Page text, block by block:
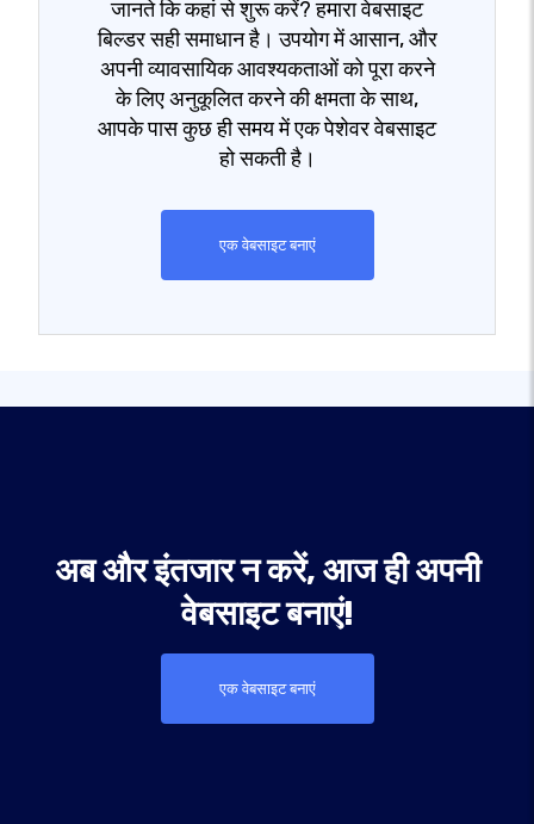
जानते कि कहां से शुरू करें? हमारा वेबसाइट
बिल्डर सही समाधान है। उपयोग में आसान, और
अपनी व्यावसायिक आवश्यकताओं को पूरा करने
के लिए अनुकूलित करने की क्षमता के साथ,
आपके पास कुछ ही समय में एक पेशेवर वेबसाइट
हो सकती है।
एक वेबसाइट बनाएं
अब और इंतजार न करें, आज ही अपनी
वेबसाइट बनाएं!
एक वेबसाइट बनाएं